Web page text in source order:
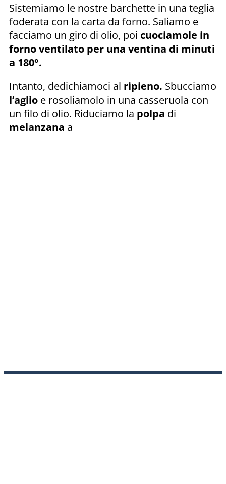
Sistemiamo le nostre barchette in una teglia
foderata con la carta da forno. Saliamo e
facciamo un giro di olio, poi cuociamole in
forno ventilato per una ventina di minuti
a 180°.
Intanto, dedichiamoci al ripieno. Sbucciamo
l’aglio e rosoliamolo in una casseruola con
un filo di olio. Riduciamo la polpa di
melanzana a